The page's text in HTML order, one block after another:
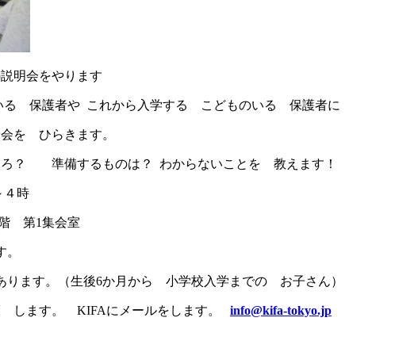
明会をやります
る 保護者や これから入学する こどものいる 保護者に
を ひらきます。
ろ？ 準備するものは？ わからないことを 教えます！
４時
第1集会室
ます。（生後6か月から 小学校入学までの お子さん）
します。 KIFAにメールをします。 info@kifa-tokyo.jp